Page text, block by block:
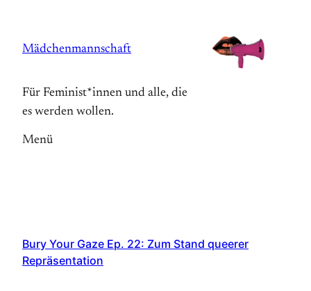
springen
Mädchenmannschaft
Für Feminist*innen und alle, die
es werden wollen.
Menü
Bury Your Gaze Ep. 22: Zum Stand queerer
Repräsentation